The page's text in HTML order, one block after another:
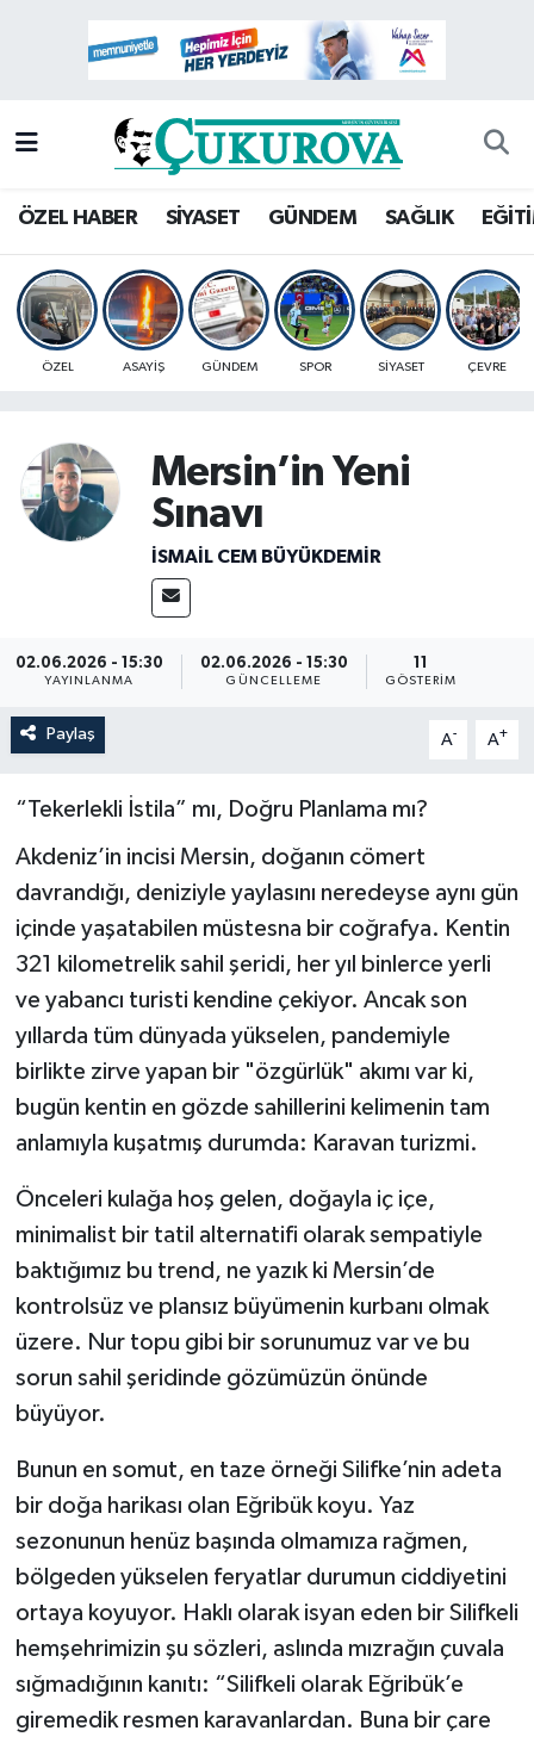
ÖZEL HABER SİYASET GÜNDEM SAĞLIK
ÖZEL ASAYİŞ GÜNDEM SPOR SİYASET ÇEVRE
Mersin’in Yeni
Sınavı
İSMAIL CEM BÜYÜKDEMIR
02.06.2026 - 15:30
YAYINLANMA
02.06.2026 - 15:30
GÜNCELLEME GÖSTERIM
Paylaş A- A+
“Tekerlekli İstila” mı, Doğru Planlama mı?
Akdeniz’in incisi Mersin, doğanın cömert
davrandığı, deniziyle yaylasını neredeyse aynı gün
içinde yaşatabilen müstesna bir coğrafya. Kentin
321 kilometrelik sahil şeridi, her yıl binlerce yerli
ve yabancı turisti kendine çekiyor. Ancak son
yıllarda tüm dünyada yükselen, pandemiyle
birlikte zirve yapan bir "özgürlük" akımı var ki,
bugün kentin en gözde sahillerini kelimenin tam
anlamıyla kuşatmış durumda: Karavan turizmi.
Önceleri kulağa hoş gelen, doğayla iç içe,
minimalist bir tatil alternatifi olarak sempatiyle
baktığımız bu trend, ne yazık ki Mersin’de
kontrolsüz ve plansız büyümenin kurbanı olmak
üzere. Nur topu gibi bir sorunumuz var ve bu
sorun sahil şeridinde gözümüzün önünde
büyüyor.
Bunun en somut, en taze örneği Silifke’nin adeta
bir doğa harikası olan Eğribük koyu. Yaz
sezonunun henüz başında olmamıza rağmen,
bölgeden yükselen feryatlar durumun ciddiyetini
ortaya koyuyor. Haklı olarak isyan eden bir Silifkeli
hemşehrimizin şu sözleri, aslında mızrağın çuvala
sığmadığının kanıtı: “Silifkeli olarak Eğribük’e
giremedik resmen karavanlardan. Buna bir çare
Mersin Hava Durumu
Mersin Namaz Vakitleri
Mersin Trafik Yoğunluk Haritası
Süper Lig Puan Durumu ve Fikstür
Son Dakika Haberleri
Haber Arşivi